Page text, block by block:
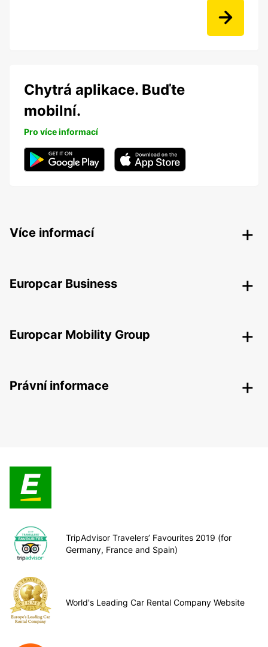
Chytrá aplikace. Buďte
mobilní.
Pro více informací
Více informací
Europcar Business
Europcar Mobility Group
Právní informace
TripAdvisor Travelers’ Favourites 2019 (for
Germany, France and Spain)
World's Leading Car Rental Company Website